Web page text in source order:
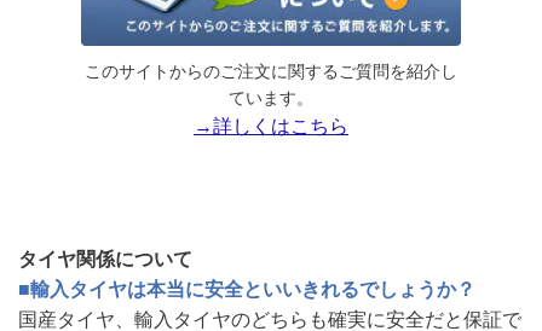
このサイトからのご注文に関するご質問を紹介し
ています。
→詳しくはこちら
タイヤ関係について
■輸入タイヤは本当に安全といいきれるでしょうか？
国産タイヤ、輸入タイヤのどちらも確実に安全だと保証で